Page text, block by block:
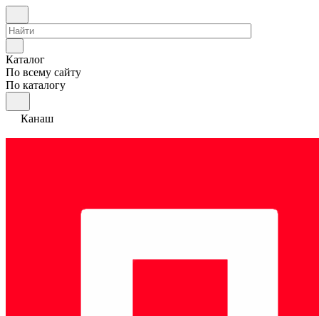
Каталог
По всему сайту
По каталогу
Канаш